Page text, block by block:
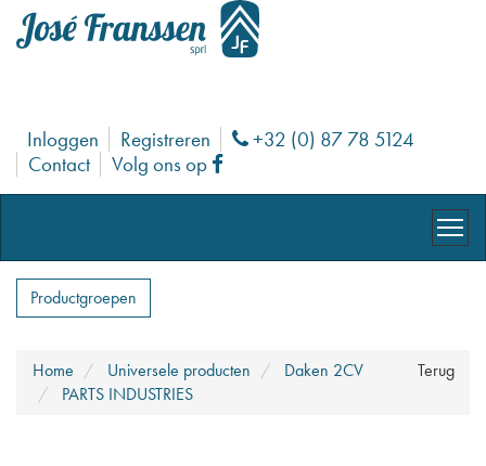
Inloggen Registreren Phone
+32 (0) 87 78 5124
Contact
Volg ons op Facebook
Productgroepen
Terug
Home Universele producten
Daken 2CV
PARTS INDUSTRIES